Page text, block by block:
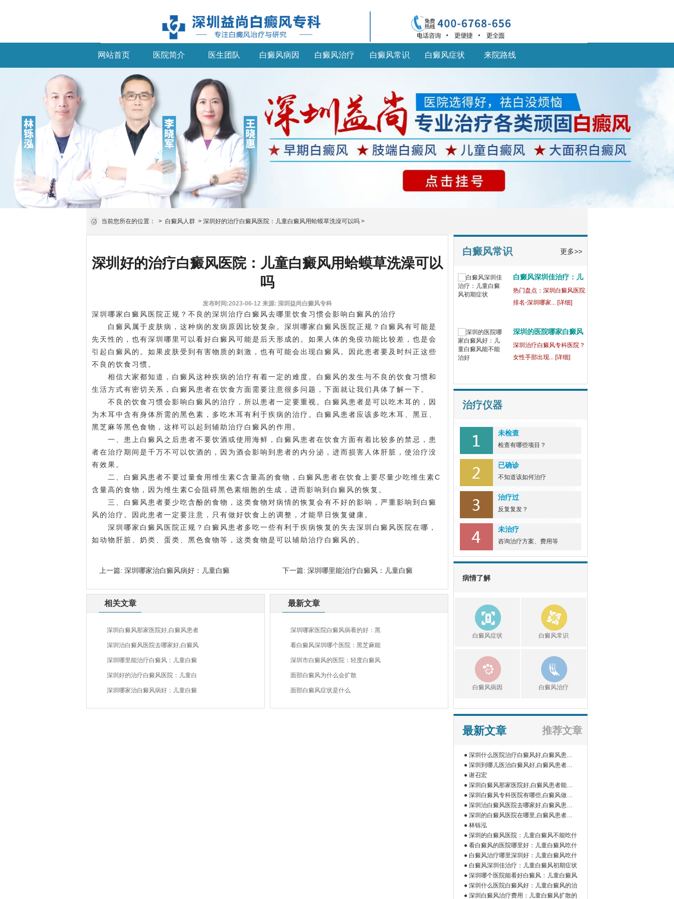
网站首页 医院简介 医生团队 白癜风病因 白癜风治疗 白癜风常识 白癜风症状 来院路线
当前您所在的位置： > 白癜风人群 > 深圳好的治疗白癜风医院：儿童白癜风用蛤蟆草洗澡可以吗 >
深圳好的治疗白癜风医院：儿童白癜风用蛤蟆草洗澡可以
吗
发布时间:2023-06-12 来源: 深圳益尚白癜风专科
深圳哪家白癜风医院正规？不良的深圳治疗白癜风去哪里 饮食习惯会影响白癜风的治疗
白癜风属于皮肤病，这种病的发病原因比较复杂。深圳哪家白癜风医院正规？白癜风有可能是
先天性的，也有深圳哪里可以看好白癜风可能是后天形成的。如果人体的免疫功能比较差，也是会
引起白癜风的。如果皮肤受到有害物质的刺激，也有可能会出现白癜风。因此患者要及时纠正这些
不良的饮食习惯。
相信大家都知道，白癜风这种疾病的治疗有着一定的难度。白癜风的发生与不良的饮食习惯和
生活方式有密切关系，白癜风患者在饮食方面需要注意很多问题，下面就让我们具体了解一下。
不良的饮食习惯会影响白癜风的治疗，所以患者一定要重视。白癜风患者是可以吃木耳的，因
为木耳中含有身体所需的黑色素，多吃木耳有利于疾病的治疗。白癜风患者应该多吃木耳、黑豆、
黑芝麻等黑色食物，这样可以起到辅助治疗白癜风的作用。
一、患上白癜风之后患者不要饮酒或使用海鲜，白癜风患者在饮食方面有着比较多的禁忌，患
者在治疗期间是千万不可以饮酒的，因为酒会影响到患者的内分泌，进而损害人体肝脏，使治疗没
有效果。
二、白癜风患者不要过量食用维生素C含量高的食物，白癜风患者在饮食上要尽量少吃维生素C
含量高的食物，因为维生素C会阻碍黑色素细胞的生成，进而影响到白癜风的恢复。
三、白癜风患者要少吃含酚的食物，这类食物对病情的恢复会有不好的影响，严重影响到白癜
风的治疗。因此患者一定要注意，只有做好饮食上的调整，才能早日恢复健康。
深圳哪家白癜风医院正规？白癜风患者多吃一些有利于疾病恢复的失去深圳白癜风医院在哪 ，
如动物肝脏、奶类、蛋类、黑色食物等，这类食物是可以辅助治疗白癜风的。
上一篇: 深圳哪家治白癜风病好：儿童白癜 下一篇: 深圳哪里能治疗白癜风：儿童白癜
相关文章
深圳白癜风那家医院好,白癜风患者
深圳治白癜风医院去哪家好,白癜风
深圳哪里能治疗白癜风：儿童白癜
深圳好的治疗白癜风医院：儿童白
深圳哪家治白癜风病好：儿童白癜
最新文章
深圳哪家医院白癜风病看的好：黑
看白癜风深圳哪个医院：黑芝麻能
深圳市白癜风的医院：轻度白癜风
面部白癜风为什么会扩散
面部白癜风症状是什么
白癜风常识 更多>>
【健康指南】深圳中医白癜
风医院[三强公... [详细]
白癜风深圳佳治疗：儿
热门盘点：深圳白癜风医院
排名-深圳哪家... [详细]
深圳的医院哪家白癜风
深圳治疗白癜风专科医院？
女性手部出现... [详细]
治疗仪器
未检查
检查有哪些项目？
已确诊
不知道该如何治疗
治疗过
反复复发？
未治疗
咨询治疗方案、费用等
病情了解
白癜风症状 白癜风常识
白癜风病因 白癜风治疗
最新文章 推荐文章
● 深圳什么医院治疗白癜风好,白癜风患者
如
● 深圳到哪儿医治白癜风好,白癜风患者为
什● 谢召宏
● 深圳白癜风那家医院好,白癜风患者能吃
橘
● 深圳白癜风专科医院有哪些,白癜风做伍
德
● 深圳治白癜风医院去哪家好,白癜风患者
为
● 深圳的白癜风医院在哪里,白癜风患者做
微● 林铄泓
● 深圳的白癜风医院：儿童白癜风不能吃什
● 看白癜风的医院哪里好：儿童白癜风吃什
● 白癜风治疗哪里深圳好：儿童白癜风吃什
● 白癜风深圳佳治疗：儿童白癜风初期症状
● 深圳哪个医院能看好白癜风：儿童白癜风
● 深圳什么医院白癜风好：儿童白癜风的治
● 深圳白癜风治疗费用：儿童白癜风扩散的